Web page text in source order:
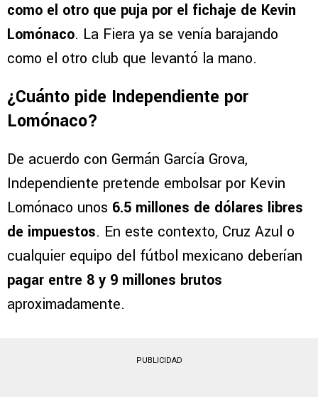
Coincidiendo con las fuentes en México,
Germán García Grova colocó al
Club León
como el otro que puja por el fichaje de Kevin
Lomónaco . La Fiera ya se venía barajando
como el otro club que levantó la mano.
¿Cuánto pide Independiente por
Lomónaco?
De acuerdo con Germán García Grova,
Independiente pretende embolsar por Kevin
Lomónaco unos6.5 millones de dólares libres
de impuestos
. En este contexto, Cruz Azul o
cualquier equipo del fútbol mexicano deberían